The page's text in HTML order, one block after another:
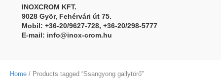
INOXCROM KFT.
9028 Gyõr, Fehérvári út 75.
Mobil: +36-20/9627-728, +36-20/298-5777
E-mail: info@inox-crom.hu
Home / Products tagged “Ssangyong gallytörő”